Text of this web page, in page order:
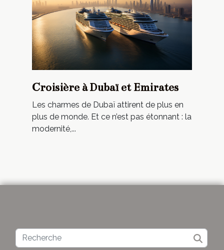
Croisière à Dubaï et Emirates
Les charmes de Dubaï attirent de plus en
plus de monde. Et ce n’est pas étonnant : la
modernité,...